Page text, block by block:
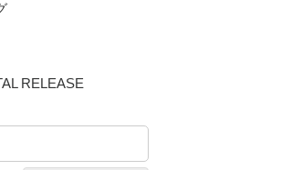
RELEASE